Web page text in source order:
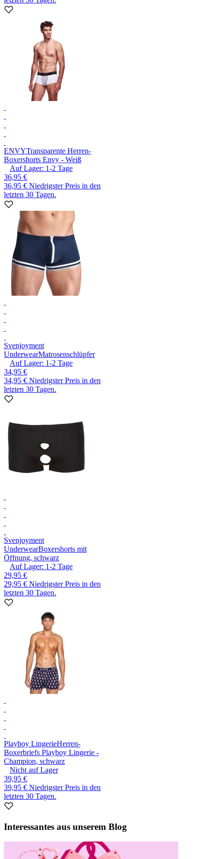
ENVYTransparente Herren-
Boxershorts Envy - Weiß
Auf Lager: 1-2 Tage
36,95 €
36,95 € Niedrigster Preis in den
letzten 30 Tagen.
Svenjoyment
UnderwearMatrosenschlüpfer
Auf Lager: 1-2 Tage
34,95 €
34,95 € Niedrigster Preis in den
letzten 30 Tagen.
Svenjoyment
UnderwearBoxershorts mit
Öffnung, schwarz
Auf Lager: 1-2 Tage
29,95 €
29,95 € Niedrigster Preis in den
letzten 30 Tagen.
Playboy LingerieHerren-
Boxerbriefs Playboy Lingerie -
Champion, schwarz
Nicht auf Lager
39,95 €
39,95 € Niedrigster Preis in den
letzten 30 Tagen.
Interessantes aus unserem Blog